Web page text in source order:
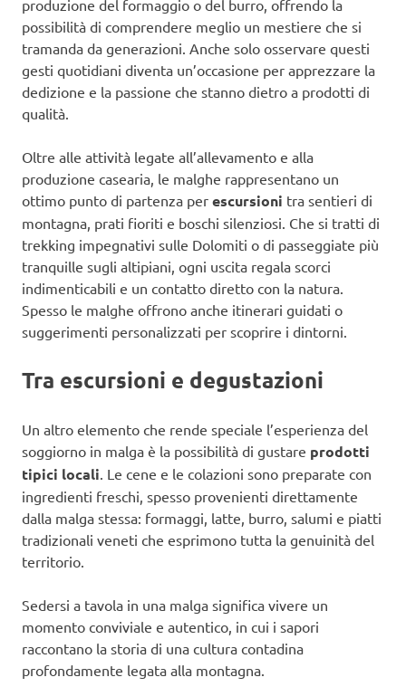
produzione del formaggio o del burro, offrendo la
possibilità di comprendere meglio un mestiere che si
tramanda da generazioni. Anche solo osservare questi
gesti quotidiani diventa un’occasione per apprezzare la
dedizione e la passione che stanno dietro a prodotti di
qualità.
Oltre alle attività legate all’allevamento e alla
produzione casearia, le malghe rappresentano un
ottimo punto di partenza per escursioni tra sentieri di
montagna, prati fioriti e boschi silenziosi. Che si tratti di
trekking impegnativi sulle Dolomiti o di passeggiate più
tranquille sugli altipiani, ogni uscita regala scorci
indimenticabili e un contatto diretto con la natura.
Spesso le malghe offrono anche itinerari guidati o
suggerimenti personalizzati per scoprire i dintorni.
Tra escursioni e degustazioni
Un altro elemento che rende speciale l’esperienza del
soggiorno in malga è la possibilità di gustare prodotti
tipici locali . Le cene e le colazioni sono preparate con
ingredienti freschi, spesso provenienti direttamente
dalla malga stessa: formaggi, latte, burro, salumi e piatti
tradizionali veneti che esprimono tutta la genuinità del
territorio.
Sedersi a tavola in una malga significa vivere un
momento conviviale e autentico, in cui i sapori
raccontano la storia di una cultura contadina
profondamente legata alla montagna.